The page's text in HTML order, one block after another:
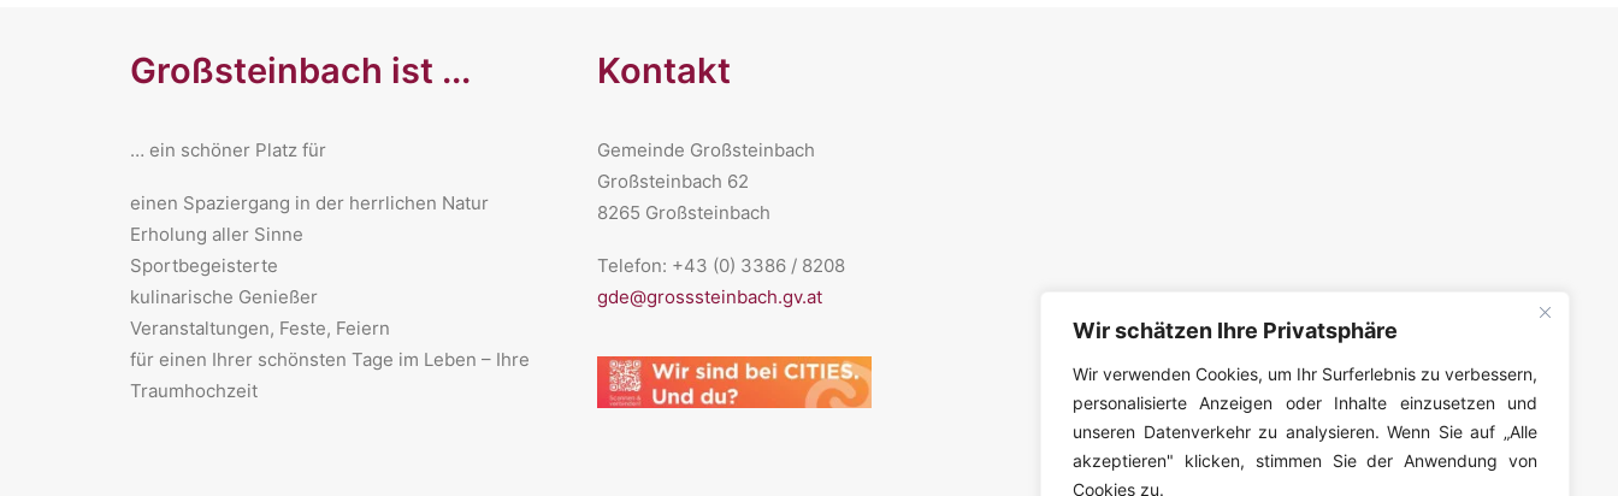
Wir schätzen Ihre Privatsphäre
Wir verwenden Cookies, um Ihr Surferlebnis zu verbessern,
personalisierte Anzeigen oder Inhalte einzusetzen und
unseren Datenverkehr zu analysieren. Wenn Sie auf „Alle
akzeptieren" klicken, stimmen Sie der Anwendung von
Cookies zu.
Großsteinbach ist ...
… ein schöner Platz für
​einen Spaziergang in der herrlichen Natur
Erholung aller Sinne
Sportbegeisterte
kulinarische Genießer
Veranstaltungen, Feste, Feiern
für einen Ihrer schönsten Tage im Leben – Ihre
Traumhochzeit
Kontakt
Gemeinde Großsteinbach
Großsteinbach 62
8265 Großsteinbach
Telefon: +43 (0) 3386 / 8208
gde@grosssteinbach.gv.at